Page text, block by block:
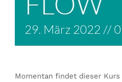
29. März 2022 //
Momentan findet dieser